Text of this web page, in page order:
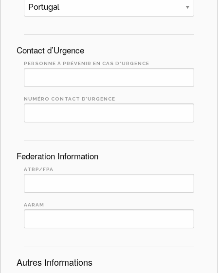
Contact d’Urgence
PERSONNE À PRÉVENIR EN CAS D'URGENCE
NUMÉRO CONTACT D’URGENCE
Federation Information
ATRP/FPA
AARAM
Autres Informations